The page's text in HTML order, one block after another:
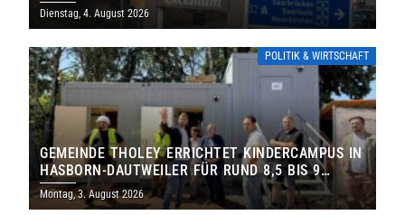
Dienstag, 4. August 2026
POLITIK & WIRTSCHAFT
GEMEINDE THOLEY ERRICHTET KINDERCAMPUS IN
HASBORN-DAUTWEILER FÜR RUND 8,5 BIS 9
MILLIONEN EURO
Montag, 3. August 2026